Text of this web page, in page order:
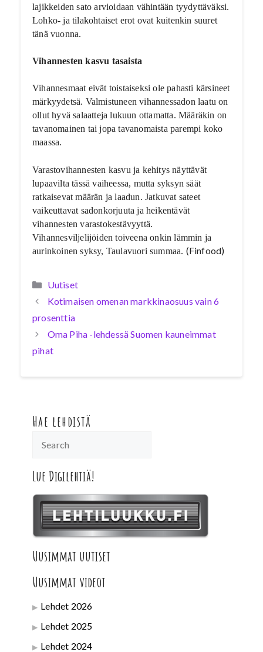
lajikkeiden sato arvioidaan vähintään tyydyttäväksi.
Lohko- ja tilakohtaiset erot ovat kuitenkin suuret
tänä vuonna.
Vihannesten kasvu tasaista
Vihannesmaat eivät toistaiseksi ole pahasti kärsineet
märkyydetsä. Valmistuneen vihannessadon laatu on
ollut hyvä salaatteja lukuun ottamatta. Määräkin on
tavanomainen tai jopa tavanomaista parempi koko
maassa.
Varastovihannesten kasvu ja kehitys näyttävät
lupaavilta tässä vaiheessa, mutta syksyn säät
ratkaisevat määrän ja laadun. Jatkuvat sateet
vaikeuttavat sadonkorjuuta ja heikentävät
vihannesten varastokestävyyttä.
Vihannesviljelijöiden toiveena onkin lämmin ja
aurinkoinen syksy, Taulavuori summaa. (Finfood)
Kategoriat
Uutiset
Kotimaisen omenan markkinaosuus vain 6
prosenttia
Oma Piha -lehdessä Suomen kauneimmat
pihat
Hae lehdistä
Lue Digilehtiä!
Uusimmat uutiset
Uusimmat videot
Lehdet 2026
Lehdet 2025
Lehdet 2024